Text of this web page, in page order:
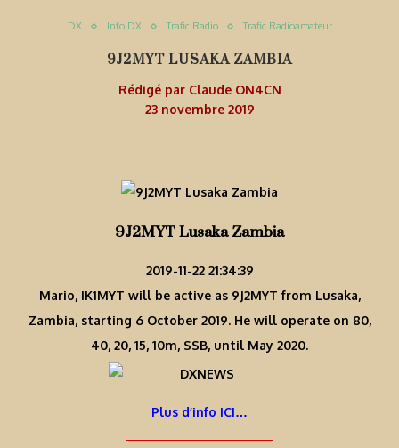
DX Info DX Trafic Radio Trafic Radioamateur
9J2MYT LUSAKA ZAMBIA
Rédigé par Claude ON4CN
23 novembre 2019
9J2MYT Lusaka Zambia
2019-11-22 21:34:39
Mario, IK1MYT will be active as 9J2MYT from Lusaka,
Zambia, starting 6 October 2019. He will operate on 80,
40, 20, 15, 10m, SSB, until May 2020.
Plus d’info ICI…